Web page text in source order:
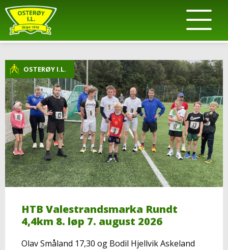
OSTERØY I.L.
HTB Valestrandsmarka Rundt
4,4km 8. løp 7. august 2026
Olav Småland 17,30 og Bodil Hjellvik Askeland